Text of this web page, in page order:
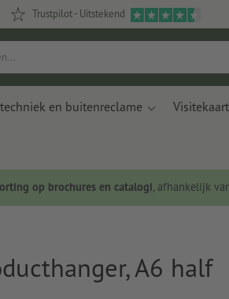
Trustpilot - Uitstekend
en buitenreclame
op brochures en catalogi, afhankelijk
A6 half